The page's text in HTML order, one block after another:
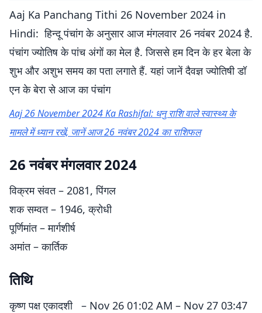
Aaj Ka Panchang Tithi 26 November 2024 in
Hindi: हिन्दू पंचांग के अनुसार आज मंगलवार 26 नवंबर 2024 है.
पंचांग ज्योतिष के पांच अंगों का मेल है. जिससे हम दिन के हर बेला के
शुभ और अशुभ समय का पता लगाते हैं. यहां जानें दैवज्ञ ज्‍योतिषी डॉ
एन के बेरा से आज का पंचांग
Aaj 26 November 2024 Ka Rashifal: धनु राशि वाले स्वास्थ्य के
मामले में ध्यान रखें, जानें आज 26 नवंबर 2024 का राशिफल
26 नवंबर मंगलवार 2024
विक्रम संवत – 2081, पिंगल
शक सम्वत – 1946, क्रोधी
पूर्णिमांत – मार्गशीर्ष
अमांत – कार्तिक
तिथि
कृष्ण पक्ष एकादशी – Nov 26 01:02 AM – Nov 27 03:47